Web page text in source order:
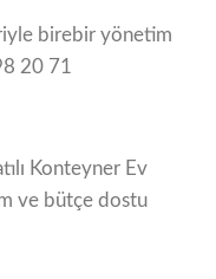
birebir yönetim
20 71
Konteyner Ev
ve bütçe dostu